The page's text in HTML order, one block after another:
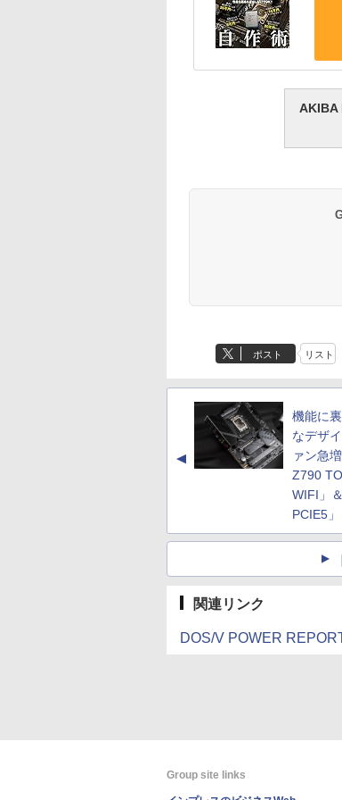
AKIBA
ポスト リスト
▲
機能に
なデザ
ァン急
Z790
WIFI」
PCIE5」
関連リンク
DOS/V POWER
Group site links